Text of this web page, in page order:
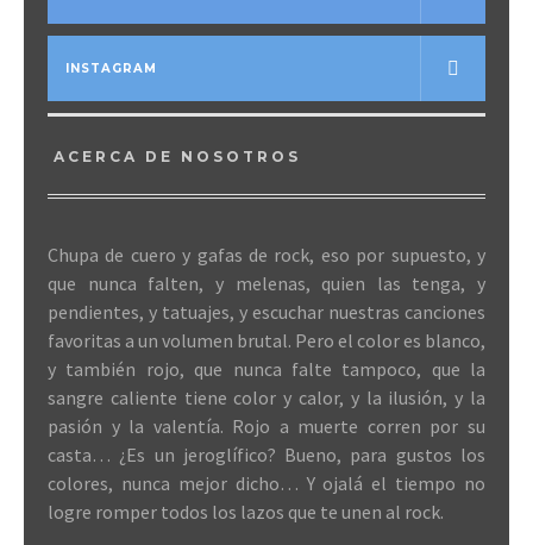
INSTAGRAM
ACERCA DE NOSOTROS
Chupa de cuero y gafas de rock, eso por supuesto, y
que nunca falten, y melenas, quien las tenga, y
pendientes, y tatuajes, y escuchar nuestras canciones
favoritas a un volumen brutal. Pero el color es blanco,
y también rojo, que nunca falte tampoco, que la
sangre caliente tiene color y calor, y la ilusión, y la
pasión y la valentía. Rojo a muerte corren por su
casta… ¿Es un jeroglífico? Bueno, para gustos los
colores, nunca mejor dicho… Y ojalá el tiempo no
logre romper todos los lazos que te unen al rock.